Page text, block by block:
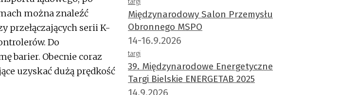
można znaleźć
przełączających serii K-
Do
barier. Obecnie coraz
uzyskać dużą prędkość
targi
Międzynarodowy Salon Przemysłu
Obronnego MSPO
14-16.9.2026
targi
39. Międzynarodowe Energetyczne
Targi Bielskie ENERGETAB 2025
14.9.2026